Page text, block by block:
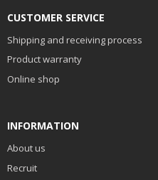
CUSTOMER SERVICE
Shipping and receiving process
Product warranty
Online shop
INFORMATION
About us
Recruit